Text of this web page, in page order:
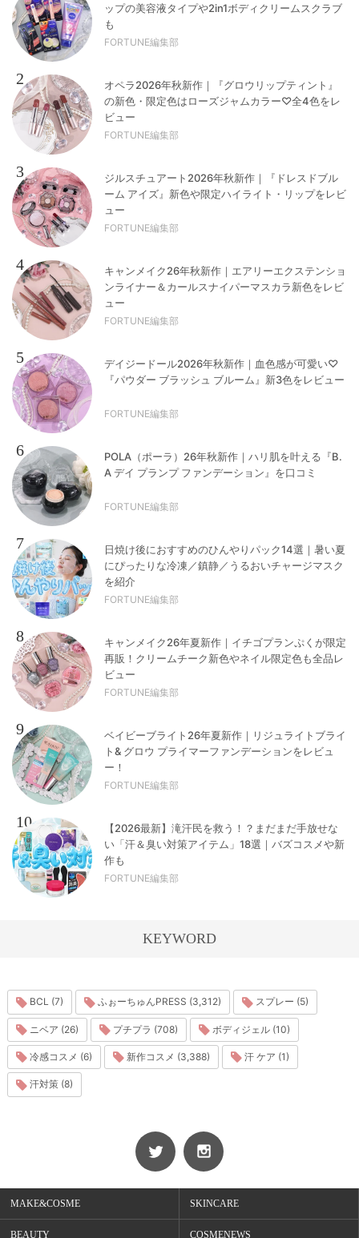
ップの美容液タイプや2in1ボディクリームスクラブ
も
FORTUNE編集部
2
オペラ2026年秋新作｜『グロウリップティント』
の新色・限定色はローズジャムカラー♡全4色をレ
ビュー
FORTUNE編集部
3
ジルスチュアート2026年秋新作｜『ドレスドブル
ーム アイズ』新色や限定ハイライト・リップをレビ
ュー
FORTUNE編集部
4
キャンメイク26年秋新作｜エアリーエクステンショ
ンライナー＆カールスナイパーマスカラ新色をレビ
ュー
FORTUNE編集部
5
デイジードール2026年秋新作｜血色感が可愛い♡
『パウダー ブラッシュ ブルーム』新3色をレビュー
FORTUNE編集部
6
POLA（ポーラ）26年秋新作｜ハリ肌を叶える『B.
A デイ プランプ ファンデーション』を口コミ
FORTUNE編集部
7
日焼け後におすすめのひんやりパック14選｜暑い夏
にぴったりな冷凍／鎮静／うるおいチャージマスク
を紹介
FORTUNE編集部
8
キャンメイク26年夏新作｜イチゴプランぷくが限定
再販！クリームチーク新色やネイル限定色も全品レ
ビュー
FORTUNE編集部
9
ベイビーブライト26年夏新作｜リジュライトブライ
ト& グロウ プライマーファンデーションをレビュ
ー！
FORTUNE編集部
10
【2026最新】滝汗民を救う！？まだまだ手放せな
い「汗＆臭い対策アイテム」18選｜バズコスメや新
作も
FORTUNE編集部
KEYWORD
BCL (7) ふぉーちゅんPRESS (3,312) スプレー (5)
ニベア (26) プチプラ (708) ボディジェル (10)
冷感コスメ (6) 新作コスメ (3,388) 汗 ケア (1)
汗対策 (8)
MAKE&COSME SKINCARE
BEAUTY COSMENEWS